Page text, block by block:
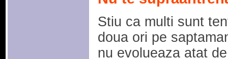
Stiu ca multi sunt
doua ori pe
nu evolueaza atat